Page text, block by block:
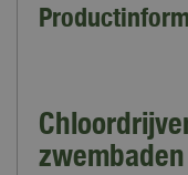
zwembaden